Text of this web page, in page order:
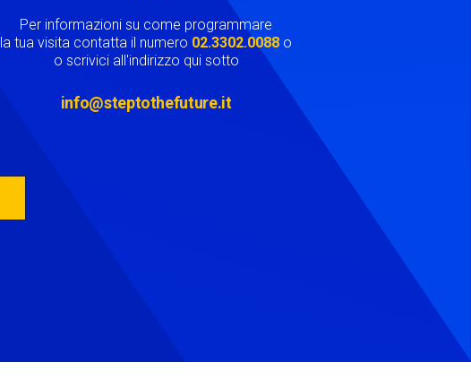
Per informazioni su come programmare
la tua visita contatta il numero 02.3302.0088 o
o scrivici all'indirizzo qui sotto
info@steptothefuture.it